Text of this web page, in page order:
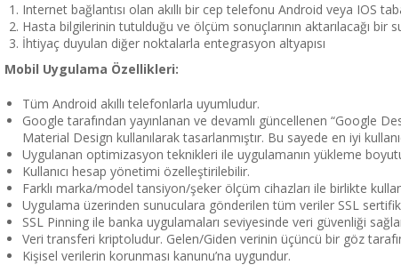
Internet bağlantısı olan akıllı bir cep telefonu Android veya IOS
Hasta bilgilerinin tutulduğu ve ölçüm sonuçlarının aktarılacağı bir
İhtiyaç duyulan diğer noktalarla entegrasyon altyapısı
Mobil Uygulama Özellikleri:
Tüm Android akıllı telefonlarla uyumludur.
Google tarafından yayınlanan ve devamlı güncellenen “Google
Material Design kullanılarak tasarlanmıştır. Bu sayede en iyi
Uygulanan optimizasyon teknikleri ile uygulamanın yükleme
Kullanıcı hesap yönetimi özelleştirilebilir.
Farklı marka/model tansiyon/şeker ölçüm cihazları ile birlikte
Uygulama üzerinden sunuculara gönderilen tüm veriler SSL
SSL Pinning ile banka uygulamaları seviyesinde veri güvenliği
Veri transferi kriptoludur. Gelen/Giden verinin üçüncü bir göz
Kişisel verilerin korunması kanunu’na uygundur.